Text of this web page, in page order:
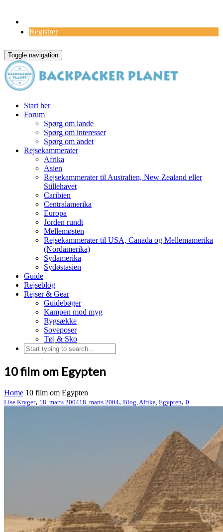
Registrer
Toggle navigation
Start her
Forum
Spørg om lande
Spørg om interesser
Spørg om andet
Rejsekammerater
Afrika
Asien
Rejsekammerater til Australien, New Zealand eller
Stillehavet
Caribien
Centralamerika
Europa
Jorden rundt
Mellemøsten
Rejsekammerater til USA, Canada og Mellemamerika
(Nordamerika)
Sydamerika
Sydøstasien
Guide
Rejseblog
Rejser & Gear
Guidebøger
Kampen mod myg
Rygsække
Soveposer
Tøj & Sko
10 film om Egypten
Home 10 film om Egypten
Lise Kryger, 18. marts 200418. marts 2004, Blog Afrika Egypten, 0